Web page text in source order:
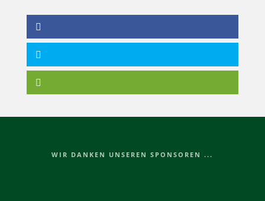
WIR DANKEN UNSEREN SPONSOREN ...